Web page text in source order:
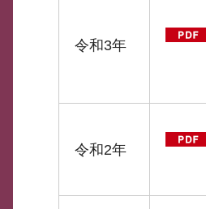
令和3年
令和2年